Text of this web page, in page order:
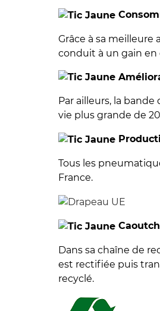
Grâce à sa
conduit à un gain en
Par ailleurs, la
vie plus grande de
Tous les
France.
Dans sa chaîne de
est rectifiée puis
recyclé.